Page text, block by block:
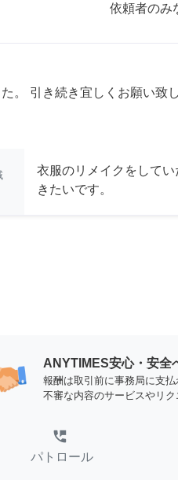
依頼者のみ
。 引き続き宜しくお願い致
衣服のリメイクをしてい
きたいです。
ANYTIMES安心・安全
報酬は取引前に事務局に支
不審な内容のサービスやリ
perm_phone_msg
パトロール